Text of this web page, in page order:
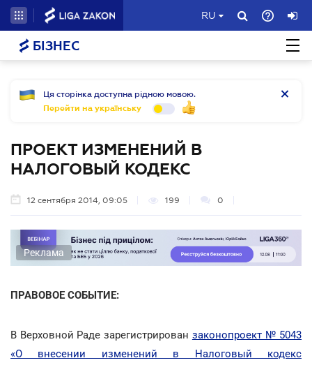
RU
БІЗНЕС
Ця сторінка доступна рідною мовою.
Перейти на українську
ПРОЕКТ ИЗМЕНЕНИЙ В
НАЛОГОВЫЙ КОДЕКС
12 сентября 2014, 09:05 199 0
Реклама
ПРАВОВОЕ СОБЫТИЕ:
В Верховной Раде зарегистрирован законопроект № 5043
«О внесении изменений в Налоговый кодекс